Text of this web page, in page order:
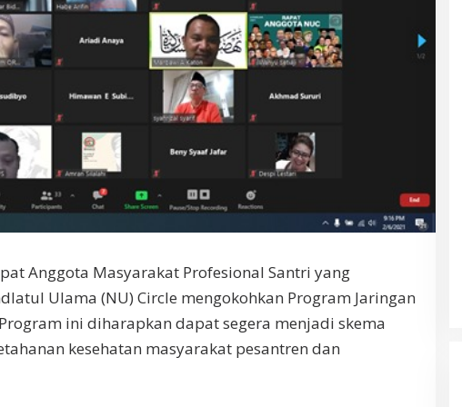
Anggota Masyarakat Profesional Santri yang
Ulama (NU) Circle mengokohkan Program Jaringan
Program ini diharapkan dapat segera menjadi skema
kesehatan masyarakat pesantren dan